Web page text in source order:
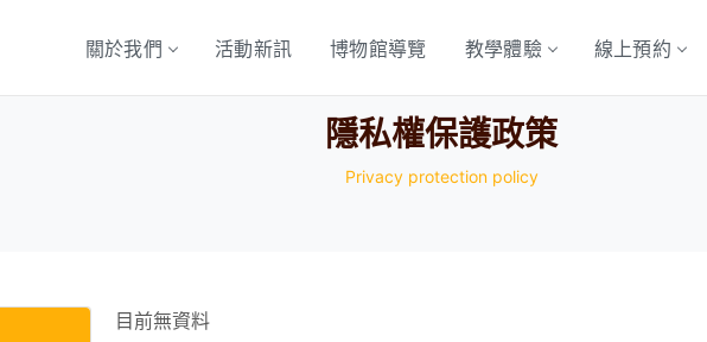
關於我們 活動新訊 博物館導覽 教學體驗 線上預約
隱私權保護政策
Privacy protection policy
目前無資料